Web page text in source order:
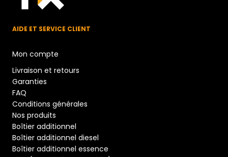
AIDE ET SERVICE CLIENT
Mon compte
Livraison et retours
Garanties
FAQ
Conditions générales
Nos produits
Boîtier additionnel
Boîtier additionnel diesel
Boîtier additionnel essence